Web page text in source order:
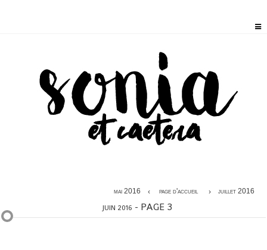
mai 2016 page d'accueil juillet 2016
JUIN 2016 - PAGE 3